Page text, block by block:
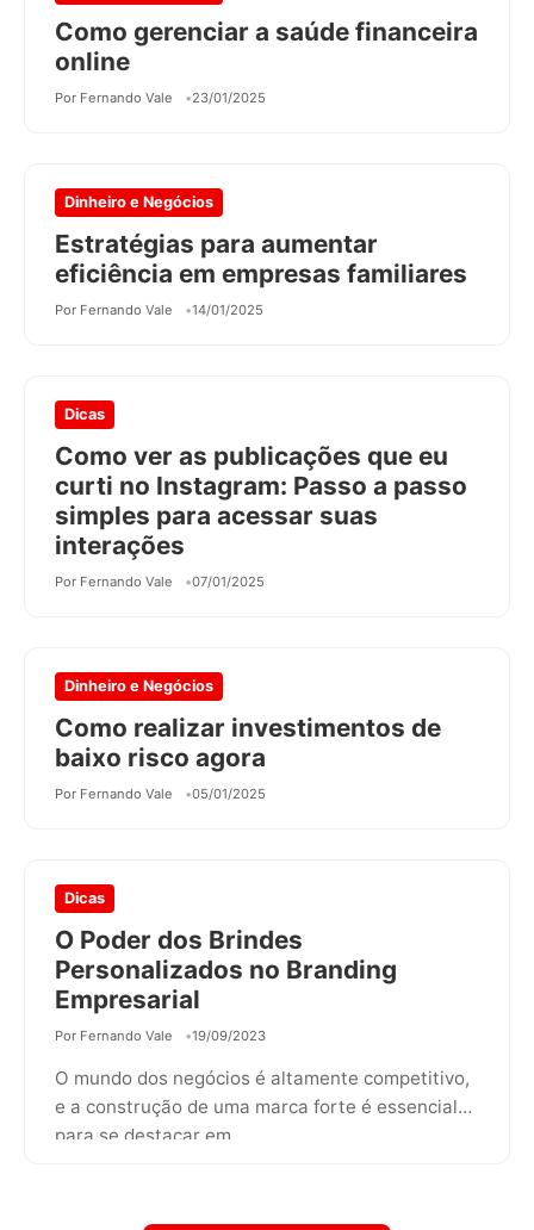
Como gerenciar a saúde financeira
online
Por Fernando Vale 23/01/2025
Dinheiro e Negócios
Estratégias para aumentar
eficiência em empresas familiares
Por Fernando Vale 14/01/2025
Dicas
Como ver as publicações que eu
curti no Instagram: Passo a passo
simples para acessar suas
interações
Por Fernando Vale 07/01/2025
Dinheiro e Negócios
Como realizar investimentos de
baixo risco agora
Por Fernando Vale 05/01/2025
Dicas
O Poder dos Brindes
Personalizados no Branding
Empresarial
Por Fernando Vale 19/09/2023
O mundo dos negócios é altamente competitivo,
e a construção de uma marca forte é essencial
para se destacar em…